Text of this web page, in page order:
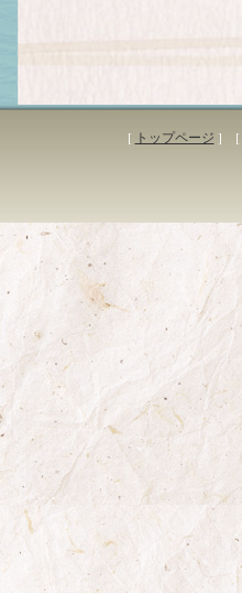
[ トップページ ] [